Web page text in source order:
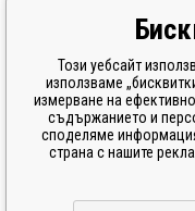
Този уебсайт
използваме
измерване на
съдържанието и
споделяме
страна с нашите